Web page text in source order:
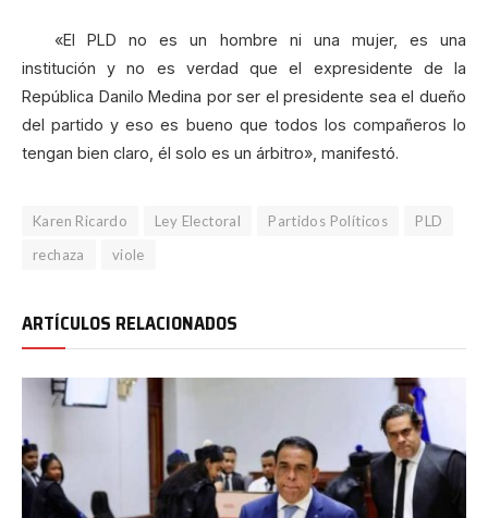
«El PLD no es un hombre ni una mujer, es una
institución y no es verdad que el expresidente de la
República Danilo Medina por ser el presidente sea el dueño
del partido y eso es bueno que todos los compañeros lo
tengan bien claro, él solo es un árbitro», manifestó.
Karen Ricardo Ley Electoral Partidos Políticos
PLD
rechaza
viole
ARTÍCULOS RELACIONADOS